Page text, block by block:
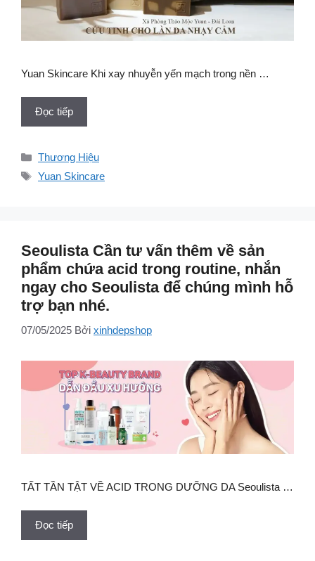
Yuan Skincare Khi xay nhuyễn yến mạch trong nền …
Đọc tiếp
Danh
mục
Thương Hiệu
Thẻ
Yuan Skincare
Seoulista Cần tư vấn thêm về sản
phẩm chứa acid trong routine, nhắn
ngay cho Seoulista để chúng mình hỗ
trợ bạn nhé.
07/05/2025 Bởi xinhdepshop
️TẤT TẦN TẬT VỀ ACID TRONG DƯỠNG DA Seoulista …
Đọc tiếp